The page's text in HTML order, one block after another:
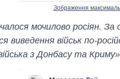
Зображення
мочилово росіян.
виведення військ по-
з Донбасу та Криму»